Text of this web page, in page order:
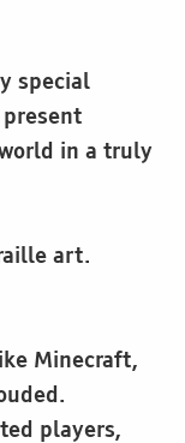
special
present
in a truly
art.
Minecraft,
players,